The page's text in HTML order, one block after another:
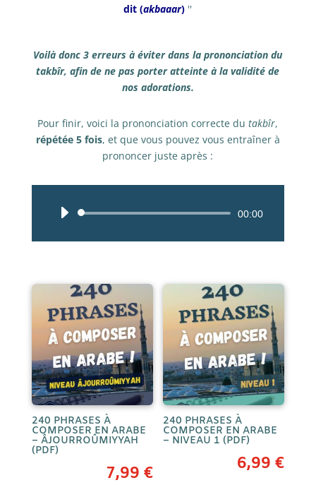
dit (akbaaar) ''
Voilà donc 3 erreurs à éviter dans la prononciation du
takbîr, afin de ne pas porter atteinte à la validité de
nos adorations.
Pour finir, voici la prononciation correcte dutakbîr,
répétée 5 fois, et que vous pouvez vous entraîner à
prononcer juste après :
Lecteur
00:00
240 PHRASES À
COMPOSER EN ARABE
– ÂJOURROÛMIYYAH
(PDF)
7,99 €
240 PHRASES À
COMPOSER EN ARABE
– NIVEAU 1 (PDF)
6,99€